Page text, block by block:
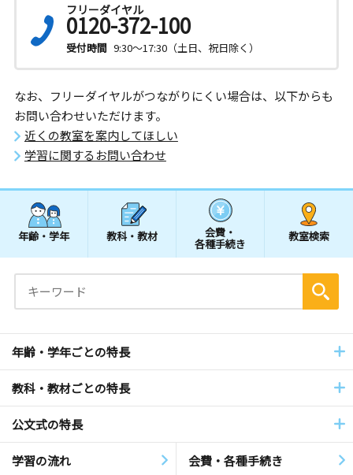
フリーダイヤル
0120-372-100
受付時間 9:30～17:30（土日、祝日除く）
なお、フリーダイヤルがつながりにくい場合は、以下からも
お問い合わせいただけます。
近くの教室を案内してほしい
学習に関するお問い合わせ
年齢・学年 教科・教材 会費・
各種手続き
教室検索
年齢・学年ごとの特長
教科・教材ごとの特長
公文式の特長
学習の流れ 会費・各種手続き